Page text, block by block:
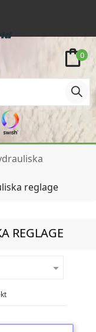
0
reglage
REGLAGE
